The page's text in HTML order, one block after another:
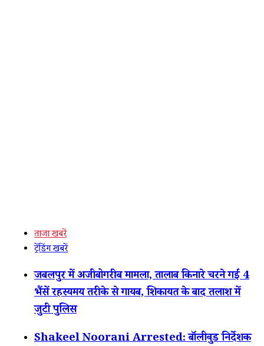
ताजा खबरें
ट्रेंडिंग खबरें
जबलपुर में अजीबोगरीब मामला, तालाब किनारे चरने गईं 4
भैंसें रहस्यमय तरीके से गायब, शिकायत के बाद तलाश में
जुटी पुलिस
Shakeel Noorani Arrested: बॉलीवुड निर्देशक